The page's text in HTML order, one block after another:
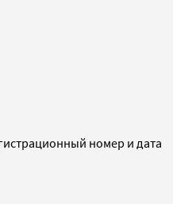
номер и дата